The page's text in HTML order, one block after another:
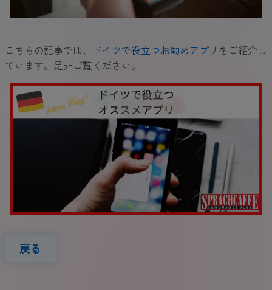
こちらの記事では、 ドイツで役立つお勧めアプリ をご紹介し
ています。是非ご覧ください。
戻る